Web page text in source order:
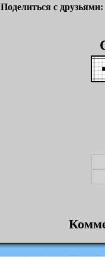
Поделиться с друзьями: